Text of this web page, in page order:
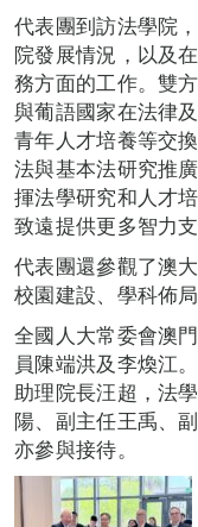
代表團到訪法學院
院發展情況，以及
務方面的工作。雙
與葡語國家在法律
青年人才培養等交
法與基本法研究推
揮法學研究和人才
致遠提供更多智力支
代表團還參觀了澳
校園建設、學科佈局
全國人大常委會澳
員陳端洪及李煥江
助理院長汪超，法
陽、副主任王禹、
亦參與接待。